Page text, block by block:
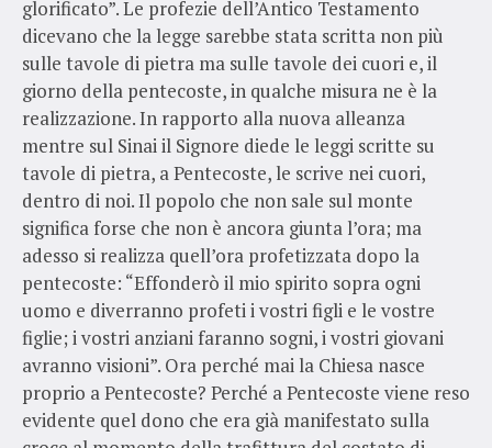
glorificato”. Le profezie dell’Antico Testamento
dicevano che la legge sarebbe stata scritta non più
sulle tavole di pietra ma sulle tavole dei cuori e, il
giorno della pentecoste, in qualche misura ne è la
realizzazione. In rapporto alla nuova alleanza
mentre sul Sinai il Signore diede le leggi scritte su
tavole di pietra, a Pentecoste, le scrive nei cuori,
dentro di noi. Il popolo che non sale sul monte
significa forse che non è ancora giunta l’ora; ma
adesso si realizza quell’ora profetizzata dopo la
pentecoste: “Effonderò il mio spirito sopra ogni
uomo e diverranno profeti i vostri figli e le vostre
figlie; i vostri anziani faranno sogni, i vostri giovani
avranno visioni”. Ora perché mai la Chiesa nasce
proprio a Pentecoste? Perché a Pentecoste viene reso
evidente quel dono che era già manifestato sulla